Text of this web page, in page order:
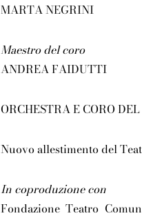
MARTA NEGRINI
Maestro del coro
ANDREA FAIDUTTI
ORCHESTRA E CORO
Nuovo allestimento del
In coproduzione con
Fondazione Teatro